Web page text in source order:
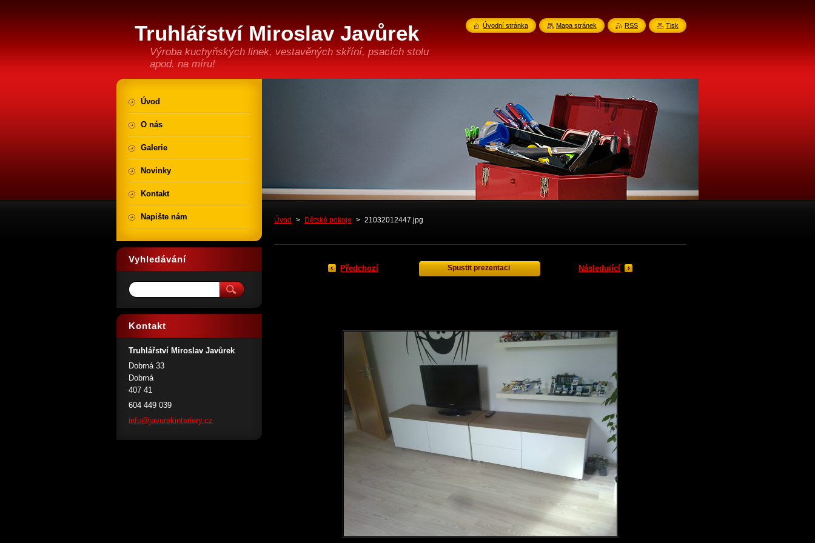
Truhlářství Miroslav Javůrek
Výroba kuchyňských linek, vestavěných skříní, psacích stolu
apod. na míru!
Úvod > Dětské pokoje > 21032012447.jpg
Předchozí Spustit prezentaci Následující
Úvod
O nás
Galerie
Novinky
Kontakt
Napište nám
Vyhledávání
Kontakt
Truhlářství Miroslav Javůrek
Dobrná 33
Dobrná
407 41
604 449 039
info@javurekinteriery.cz
Úvodní stránka Mapa stránek RSS Tisk